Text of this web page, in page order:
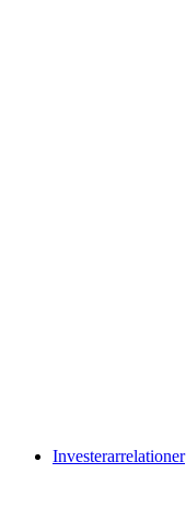
Investerarrelationer